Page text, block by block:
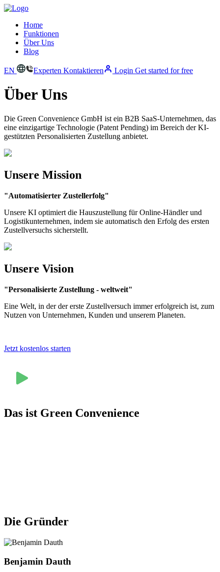
Home
Funktionen
Über Uns
Blog
EN Experten Kontaktieren Login Get started for free
Über Uns
Die Green Convenience GmbH ist ein B2B SaaS-Unternehmen, das
eine einzigartige Technologie (Patent Pending) im Bereich der KI-
gestützten Personalisierten Zustellung anbietet.
Unsere Mission
"Automatisierter Zustellerfolg"
Unsere KI optimiert die Hauszustellung für Online-Händler und
Logistikunternehmen, indem sie automatisch den Erfolg des ersten
Zustellversuchs sicherstellt.
Unsere Vision
"Personalisierte Zustellung - weltweit"
Eine Welt, in der der erste Zustellversuch immer erfolgreich ist, zum
Nutzen von Unternehmen, Kunden und unserem Planeten.
Jetzt kostenlos starten
Das ist Green Convenience
Die Gründer
Benjamin Dauth